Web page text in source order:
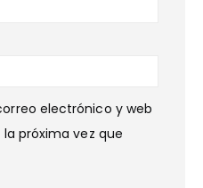
electrónico y web
próxima vez que